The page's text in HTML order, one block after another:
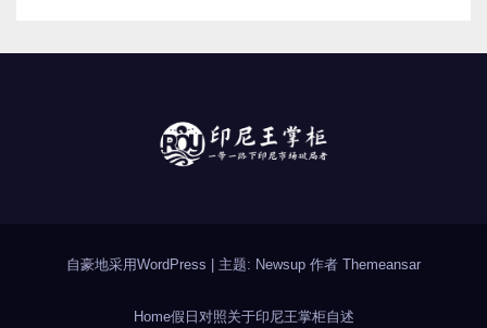
自豪地采用WordPress 主题: Newsup 作者 Themeansar
Home假日对照关于印尼王掌柜自述